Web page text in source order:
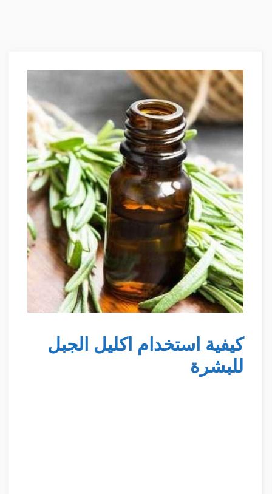
كيفية استخدام اكليل الجبل
للبشرة